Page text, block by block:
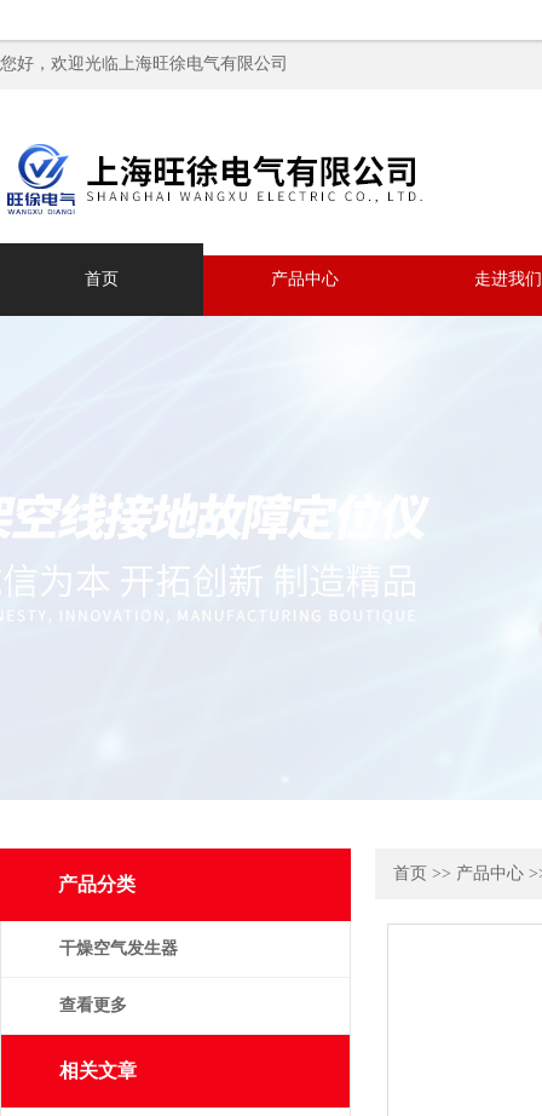
您好，欢迎光临上海旺徐电气有限公司
首页 产品中心 走进我们
产品分类
干燥空气发生器
查看更多
相关文章
首页 >> 产品中心